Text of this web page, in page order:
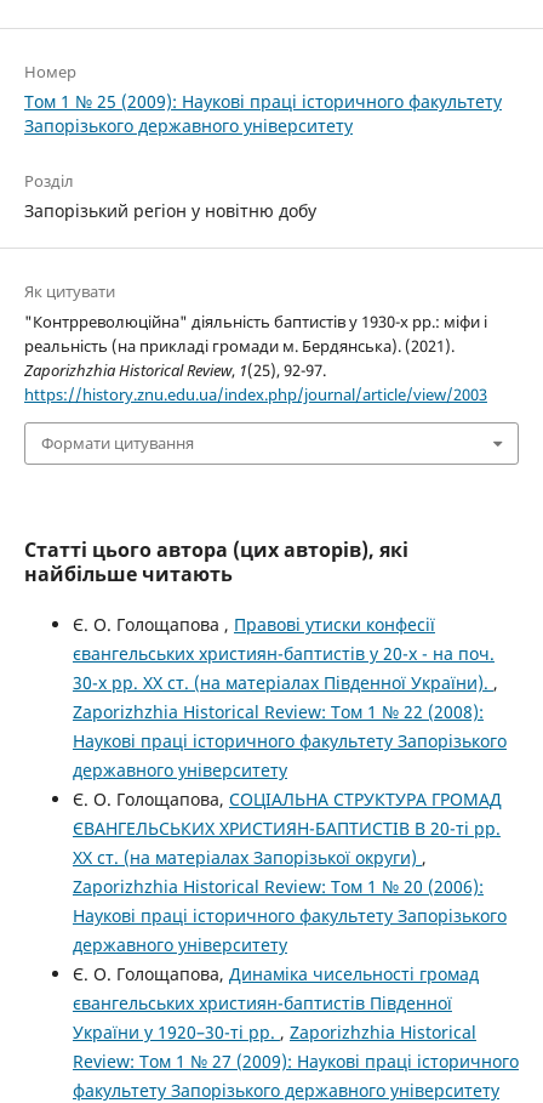
Номер
Том 1 № 25 (2009): Наукові праці історичного факультету
Запорізького державного університету
Розділ
Запорізький регіон у новітню добу
Як цитувати
"Контрреволюційна" діяльність баптистів у 1930-х рр.: міфи і
реальність (на прикладі громади м. Бердянська). (2021).
Zaporizhzhia Historical Review, 1(25), 92-97.
https://history.znu.edu.ua/index.php/journal/article/view/2003
Формати цитування
Статті цього автора (цих авторів), які
найбільше читають
Є. О. Голощапова , Правові утиски конфесії
євангельських християн-баптистів у 20-х - на поч.
30-х рр. XХ ст. (на матеріалах Південної України). ,
Zaporizhzhia Historical Review: Том 1 № 22 (2008):
Наукові праці історичного факультету Запорізького
державного університету
Є. О. Голощапова, СОЦІАЛЬНА СТРУКТУРА ГРОМАД
ЄВАНГЕЛЬСЬКИХ ХРИСТИЯН-БАПТИСТІВ В 20-ті рр.
XX ст. (на матеріалах Запорізької округи) ,
Zaporizhzhia Historical Review: Том 1 № 20 (2006):
Наукові праці історичного факультету Запорізького
державного університету
Є. О. Голощапова, Динаміка чисельності громад
євангельських християн-баптистів Південної
України у 1920–30-ті рр. , Zaporizhzhia Historical
Review: Том 1 № 27 (2009): Наукові праці історичного
факультету Запорізького державного університету